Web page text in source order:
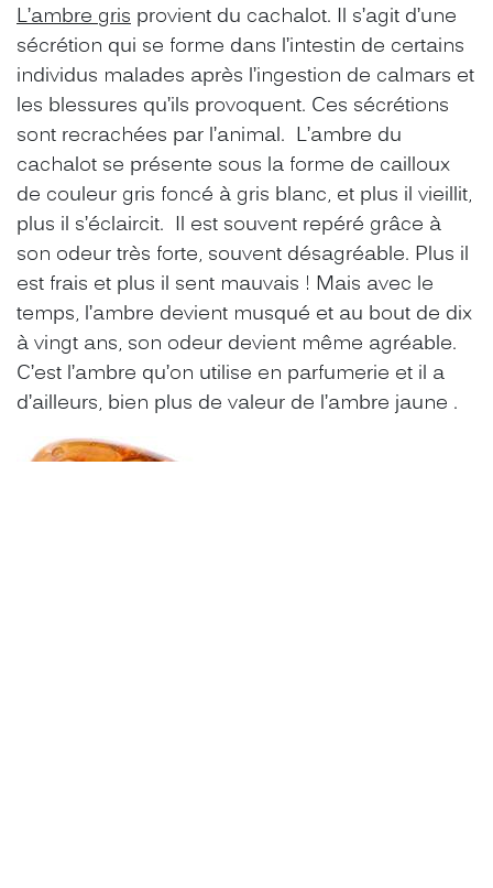
L’ambre gris provient du cachalot. Il s’agit d’une
sécrétion qui se forme dans l’intestin de certains
individus malades après l’ingestion de calmars et
les blessures qu’ils provoquent. Ces sécrétions
sont recrachées par l’animal. L’ambre du
cachalot se présente sous la forme de cailloux
de couleur gris foncé à gris blanc, et plus il vieillit,
plus il s’éclaircit. Il est souvent repéré grâce à
son odeur très forte, souvent désagréable. Plus il
est frais et plus il sent mauvais ! Mais avec le
temps, l’ambre devient musqué et au bout de dix
à vingt ans, son odeur devient même agréable.
C’est l’ambre qu’on utilise en parfumerie et il a
d’ailleurs, bien plus de valeur de l’ambre jaune .